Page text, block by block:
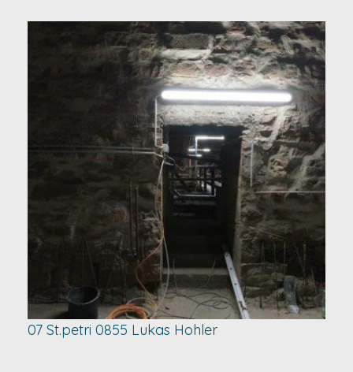
07 St.petri 0855 Lukas Hohler